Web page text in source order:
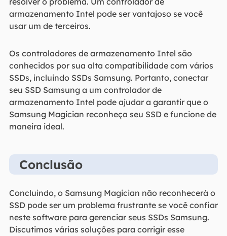
armazenamento Intel pode ser vantajoso se você
usar um de terceiros.
Os controladores de armazenamento Intel são
conhecidos por sua alta compatibilidade com vários
SSDs, incluindo SSDs Samsung. Portanto, conectar
seu SSD Samsung a um controlador de
armazenamento Intel pode ajudar a garantir que o
Samsung Magician reconheça seu SSD e funcione de
maneira ideal.
Conclusão
Concluindo, o Samsung Magician não reconhecerá o
SSD pode ser um problema frustrante se você confiar
neste software para gerenciar seus SSDs Samsung.
Discutimos várias soluções para corrigir esse